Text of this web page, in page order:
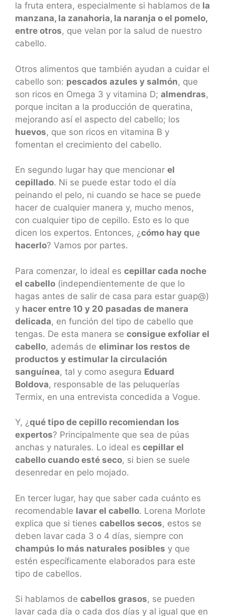
la fruta entera, especialmente si hablamos de la
manzana, la zanahoria, la naranja o el pomelo,
entre otros, que velan por la salud de nuestro
cabello.
Otros alimentos que también ayudan a cuidar el
cabello son: pescados azules y salmón, que
son ricos en Omega 3 y vitamina D; almendras,
porque incitan a la producción de queratina,
mejorando así el aspecto del cabello; los
huevos, que son ricos en vitamina B y
fomentan el crecimiento del cabello.
En segundo lugar hay que mencionar el
cepillado. Ni se puede estar todo el día
peinando el pelo, ni cuando se hace se puede
hacer de cualquier manera y, mucho menos,
con cualquier tipo de cepillo. Esto es lo que
dicen los expertos. Entonces, ¿cómo hay que
hacerlo? Vamos por partes.
Para comenzar, lo ideal es cepillar cada noche
el cabello (independientemente de que lo
hagas antes de salir de casa para estar guap@)
y hacer entre 10 y 20 pasadas de manera
delicada, en función del tipo de cabello que
tengas. De esta manera se consigue exfoliar el
cabello, además de eliminar los restos de
productos y estimular la circulación
sanguínea, tal y como asegura Eduard
Boldova, responsable de las peluquerías
Termix, en una entrevista concedida a Vogue.
Y, ¿qué tipo de cepillo recomiendan los
expertos? Principalmente que sea de púas
anchas y naturales. Lo ideal es cepillar el
cabello cuando esté seco, si bien se suele
desenredar en pelo mojado.
En tercer lugar, hay que saber cada cuánto es
recomendable lavar el cabello. Lorena Morlote
explica que si tienes cabellos secos, estos se
deben lavar cada 3 o 4 días, siempre con
champús lo más naturales posibles y que
estén específicamente elaborados para este
tipo de cabellos.
Si hablamos de cabellos grasos, se pueden
lavar cada día o cada dos días y al igual que en